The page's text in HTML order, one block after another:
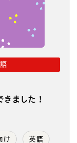
ました！
け 英語